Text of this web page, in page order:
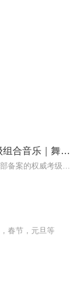
中国舞蹈家协会·中国舞蹈考级组合音乐｜舞蹈音乐集
春节，元旦等